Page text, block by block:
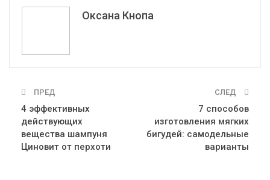
Эл. адрес
Оксана Кнопа
ПРЕД
4 эффективных
действующих
вещества шампуня
Циновит от перхоти
СЛЕД
7 способов
изготовления мягких
бигудей: самодельные
варианты